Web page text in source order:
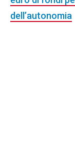
dell’autonomia